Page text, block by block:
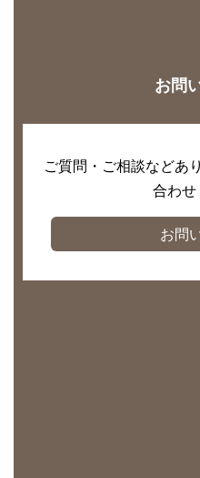
お問
ご質問・ご相談などあ
合わ
お問